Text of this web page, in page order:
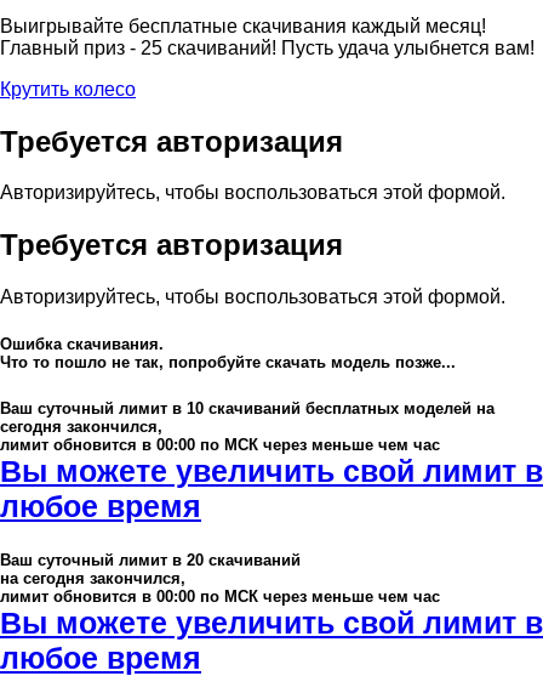
Выигрывайте бесплатные скачивания каждый месяц!
Главный приз - 25 скачиваний! Пусть удача улыбнется вам!
Крутить колесо
Требуется авторизация
Авторизируйтесь, чтобы воспользоваться этой формой.
Требуется авторизация
Авторизируйтесь, чтобы воспользоваться этой формой.
Ошибка скачивания.
Что то пошло не так, попробуйте скачать модель позже...
Ваш суточный лимит в 10 скачиваний бесплатных моделей на
сегодня закончился,
лимит обновится в 00:00 по МСК через меньше чем час
Вы можете увеличить свой лимит в
любое время
Ваш суточный лимит в 20 скачиваний
на сегодня закончился,
лимит обновится в 00:00 по МСК через меньше чем час
Вы можете увеличить свой лимит в
любое время